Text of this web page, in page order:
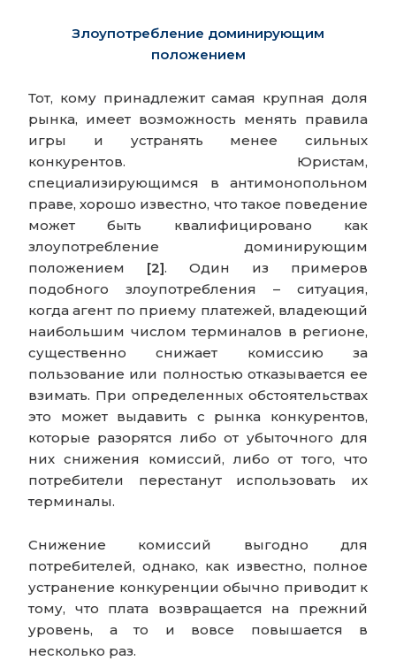
Злоупотребление доминирующим
положением
Тот, кому принадлежит самая крупная доля
рынка, имеет возможность менять правила
игры и устранять менее сильных
конкурентов. Юристам,
специализирующимся в антимонопольном
праве, хорошо известно, что такое поведение
может быть квалифицировано как
злоупотребление доминирующим
положением [2]. Один из примеров
подобного злоупотребления – ситуация,
когда агент по приему платежей, владеющий
наибольшим числом терминалов в регионе,
существенно снижает комиссию за
пользование или полностью отказывается ее
взимать. При определенных обстоятельствах
это может выдавить с рынка конкурентов,
которые разорятся либо от убыточного для
них снижения комиссий, либо от того, что
потребители перестанут использовать их
терминалы.
Снижение комиссий выгодно для
потребителей, однако, как известно, полное
устранение конкуренции обычно приводит к
тому, что плата возвращается на прежний
уровень, а то и вовсе повышается в
несколько раз.